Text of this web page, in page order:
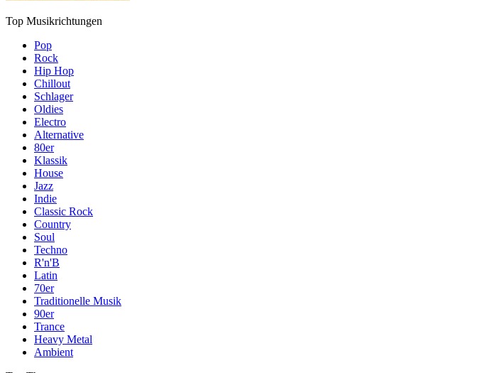
Top Musikrichtungen
Pop
Rock
Hip Hop
Chillout
Schlager
Oldies
Electro
Alternative
80er
Klassik
House
Jazz
Indie
Classic Rock
Country
Soul
Techno
R'n'B
Latin
70er
Traditionelle Musik
90er
Trance
Heavy Metal
Ambient